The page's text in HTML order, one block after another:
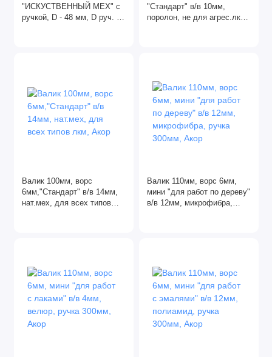
"ИСКУСТВЕННЫЙ МЕХ" с
ручкой, D - 48 мм, D руч. -
"Стандарт" в/в 10мм,
поролон, не для агрес.лкм,
Валик 100мм, ворс
6мм,"Стандарт" в/в 14мм,
нат.мех, для всех типов
Валик 110мм, ворс 6мм,
мини "для работ по дереву"
в/в 12мм, микрофибра,